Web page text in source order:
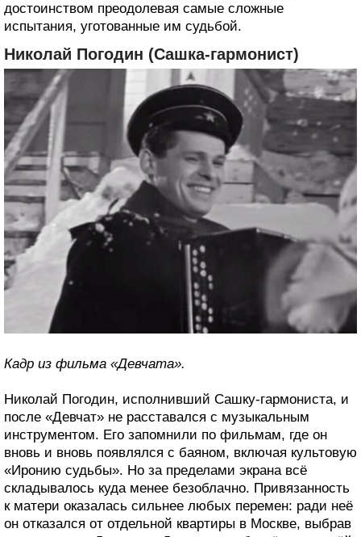
достоинством преодолевая самые сложные
испытания, уготованные им судьбой.
Николай Погодин (Сашка-гармонист)
Кадр из фильма «Девчата».
Николай Погодин, исполнивший Сашку-гармониста, и
после «Девчат» не расставался с музыкальным
инструментом. Его запомнили по фильмам, где он
вновь и вновь появлялся с баяном, включая культовую
«Иронию судьбы». Но за пределами экрана всё
складывалось куда менее безоблачно. Привязанность
к матери оказалась сильнее любых перемен: ради неё
он отказался от отдельной квартиры в Москве, выбрав